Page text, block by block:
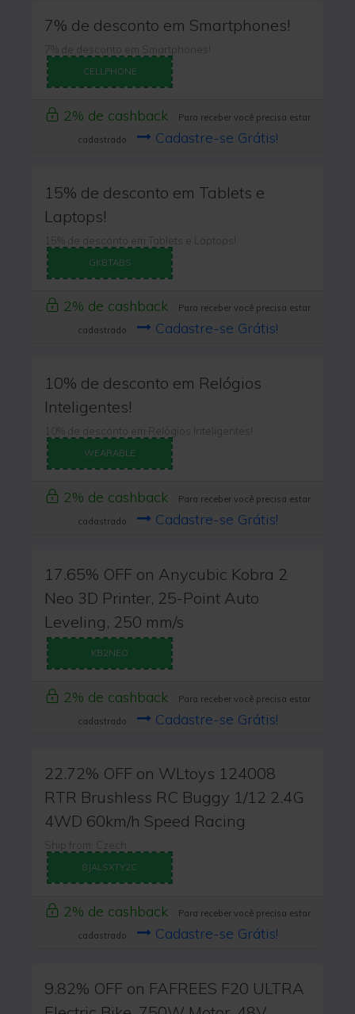
7% de desconto em Smartphones!
7% de desconto em Smartphones!
CELLPHONE
2% de cashback
Para receber você precisa estar
cadastrado
Cadastre-se Grátis!
15% de desconto em Tablets e
Laptops!
15% de desconto em Tablets e Laptops!
GKBTABS
2% de cashback
Para receber você precisa estar
cadastrado
Cadastre-se Grátis!
10% de desconto em Relógios
Inteligentes!
10% de desconto em Relógios Inteligentes!
WEARABLE
2% de cashback
Para receber você precisa estar
cadastrado
Cadastre-se Grátis!
17.65% OFF on Anycubic Kobra 2
Neo 3D Printer, 25-Point Auto
Leveling, 250 mm/s
KB2NEO
2% de cashback
Para receber você precisa estar
cadastrado
Cadastre-se Grátis!
22.72% OFF on WLtoys 124008
RTR Brushless RC Buggy 1/12 2.4G
4WD 60km/h Speed Racing
Ship from: Czech
8JALSXTY2C
2% de cashback
Para receber você precisa estar
cadastrado
Cadastre-se Grátis!
9.82% OFF on FAFREES F20 ULTRA